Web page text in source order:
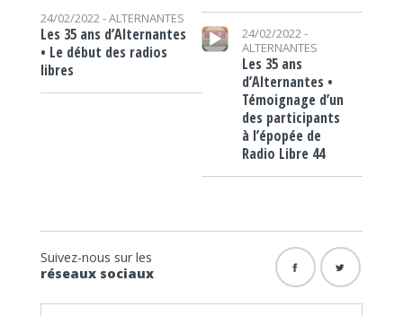
24/02/2022 -ALTERNANTES
Les 35 ans d’Alternantes
• Le début des radios
libres
Lecteur audio
24/02/2022 -
ALTERNANTES
Les 35 ans
d’Alternantes •
Témoignage d’un
des participants
à l’épopée de
Radio Libre 44
Suivez-nous sur les
réseaux sociaux